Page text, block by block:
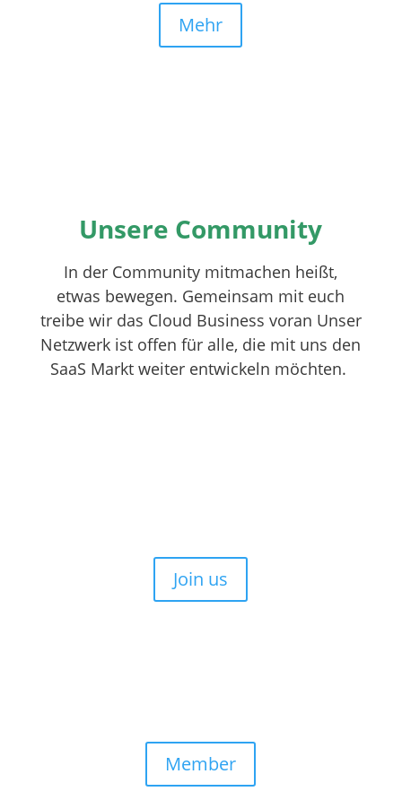
Mehr
Unsere Community
In der Community mitmachen heißt,
etwas bewegen. Gemeinsam mit euch
treibe wir das Cloud Business voran Unser
Netzwerk ist offen für alle, die mit uns den
SaaS Markt weiter entwickeln möchten.
Join us
Member